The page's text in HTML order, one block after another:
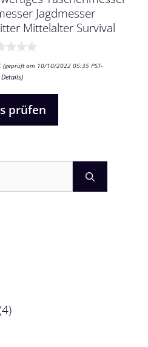
Jagdmesser
Mittelalter Survival
(geprüft am 10/10/2022 05:35 PST-
Details)
prüfen